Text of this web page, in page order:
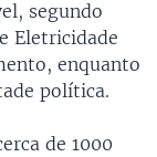
segundo
Eletricidade
enquanto
política.
de 1000